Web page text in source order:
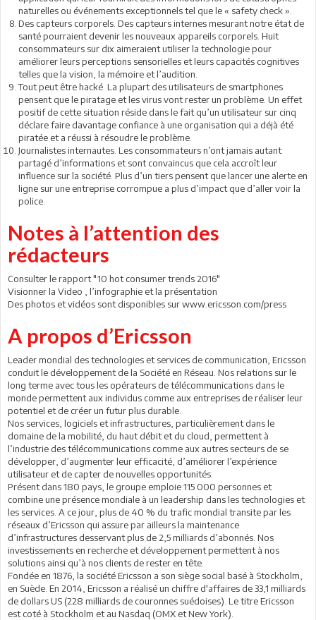
naturelles ou événements exceptionnels tel que le « safety check ».
Des capteurs corporels. Des capteurs internes mesurant notre état de
santé pourraient devenir les nouveaux appareils corporels. Huit
consommateurs sur dix aimeraient utiliser la technologie pour
améliorer leurs perceptions sensorielles et leurs capacités cognitives
telles que la vision, la mémoire et l’audition.
Tout peut être hacké. La plupart des utilisateurs de smartphones
pensent que le piratage et les virus vont rester un problème. Un effet
positif de cette situation réside dans le fait qu’un utilisateur sur cinq
déclare faire davantage confiance à une organisation qui a déjà été
piratée et a réussi à résoudre le problème.
Journalistes internautes. Les consommateurs n’ont jamais autant
partagé d’informations et sont convaincus que cela accroît leur
influence sur la société. Plus d’un tiers pensent que lancer une alerte en
ligne sur une entreprise corrompue a plus d’impact que d’aller voir la
police.
Notes à l’attention des
rédacteurs
Consulter le rapport "10 hot consumer trends 2016"
Visionner la Video , l’infographie et la présentation
Des photos et vidéos sont disponibles sur www.ericsson.com/press
A propos d’Ericsson
Leader mondial des technologies et services de communication, Ericsson
conduit le développement de la Société en Réseau. Nos relations sur le
long terme avec tous les opérateurs de télécommunications dans le
monde permettent aux individus comme aux entreprises de réaliser leur
potentiel et de créer un futur plus durable.
Nos services, logiciels et infrastructures, particulièrement dans le
domaine de la mobilité, du haut débit et du cloud, permettent à
l’industrie des télécommunications comme aux autres secteurs de se
développer, d’augmenter leur efficacité, d’améliorer l’expérience
utilisateur et de capter de nouvelles opportunités.
Présent dans 180 pays, le groupe emploie 115 000 personnes et
combine une présence mondiale à un leadership dans les technologies et
les services. A ce jour, plus de 40 % du trafic mondial transite par les
réseaux d’Ericsson qui assure par ailleurs la maintenance
d’infrastructures desservant plus de 2,5 milliards d’abonnés. Nos
investissements en recherche et développement permettent à nos
solutions ainsi qu’à nos clients de rester en tête.
Fondée en 1876, la société Ericsson a son siège social basé à Stockholm,
en Suède. En 2014, Ericsson a réalisé un chiffre d'affaires de 33,1 milliards
de dollars US (228 milliards de couronnes suédoises). Le titre Ericsson
est coté à Stockholm et au Nasdaq (OMX et New York).